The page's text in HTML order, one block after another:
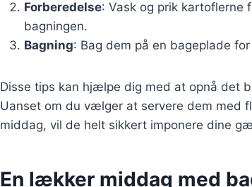
Forberedelse: Vask og prik kartoflerne
bagningen.
Bagning: Bag dem på en bageplade
Disse tips kan hjælpe dig med at opnå det
Uanset om du vælger at servere dem med
middag, vil de helt sikkert imponere dine
En lækker middag med